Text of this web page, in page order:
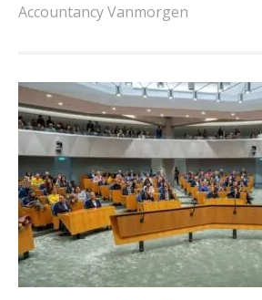
Accountancy Vanmorgen
Van Mook:
groeien naar
Van losse
aantoonbare
Woord &
een structuur
Scan-en-herken
je
Uitspraak Hoge
belast met btw